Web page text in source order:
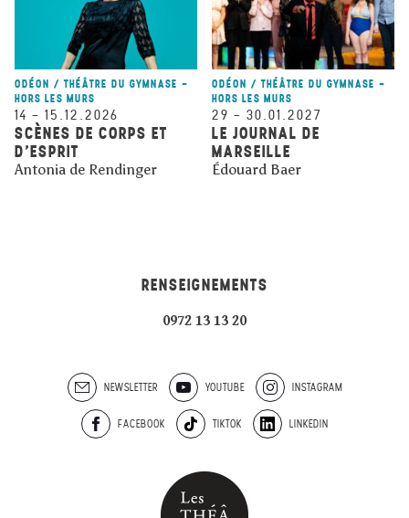
ODÉON / THÉÂTRE DU GYMNASE -
HORS LES MURS
14 – 15.12.2026
SCÈNES DE CORPS ET
D’ESPRIT
Antonia de Rendinger
ODÉON / THÉÂTRE DU GYMNASE -
HORS LES MURS
29 – 30.01.2027
LE JOURNAL DE
MARSEILLE
Édouard Baer
RENSEIGNEMENTS
0972 13 13 20
NEWSLETTER YOUTUBE INSTAGRAM
FACEBOOK TIKTOK LINKEDIN